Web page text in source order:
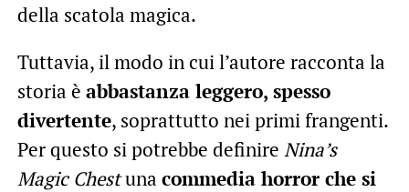
della scatola magica.
Tuttavia, il modo in cui l’autore racconta la
storia è abbastanza leggero, spesso
divertente, soprattutto nei primi frangenti.
Per questo si potrebbe definire Nina’s
Magic Chestuna commedia horror che si